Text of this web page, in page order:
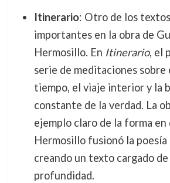
Itinerario: Otro de los
importantes en la obra de
Hermosillo. En Itinerario, el
serie de meditaciones sobre
tiempo, el viaje interior y la
constante de la verdad. La
ejemplo claro de la forma
Hermosillo fusionó la
creando un texto cargado
profundidad.